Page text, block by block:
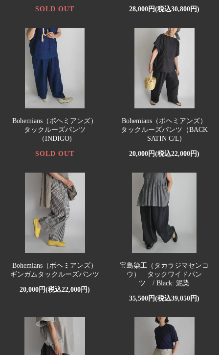
SOLD OUT 28,000円(税込30,800円)
Bohemians（ボヘミアンズ）
タックルーズパンツ
（INDIGO)
SOLD OUT
Bohemians（ボヘミアンズ）
タックルーズパンツ（BACK
SATIN C/L)
20,000円(税込22,000円)
Bohemians（ボヘミアンズ）
ギンガムタックルーズパンツ
20,000円(税込22,000円)
宝島染工（タカラジマセンコ
ウ） タックワイドパン
ツ / Black: 泥染
35,500円(税込39,050円)